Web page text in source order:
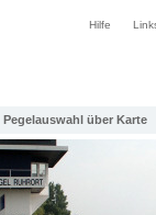
Hilfe
Pegelauswahl über Karte